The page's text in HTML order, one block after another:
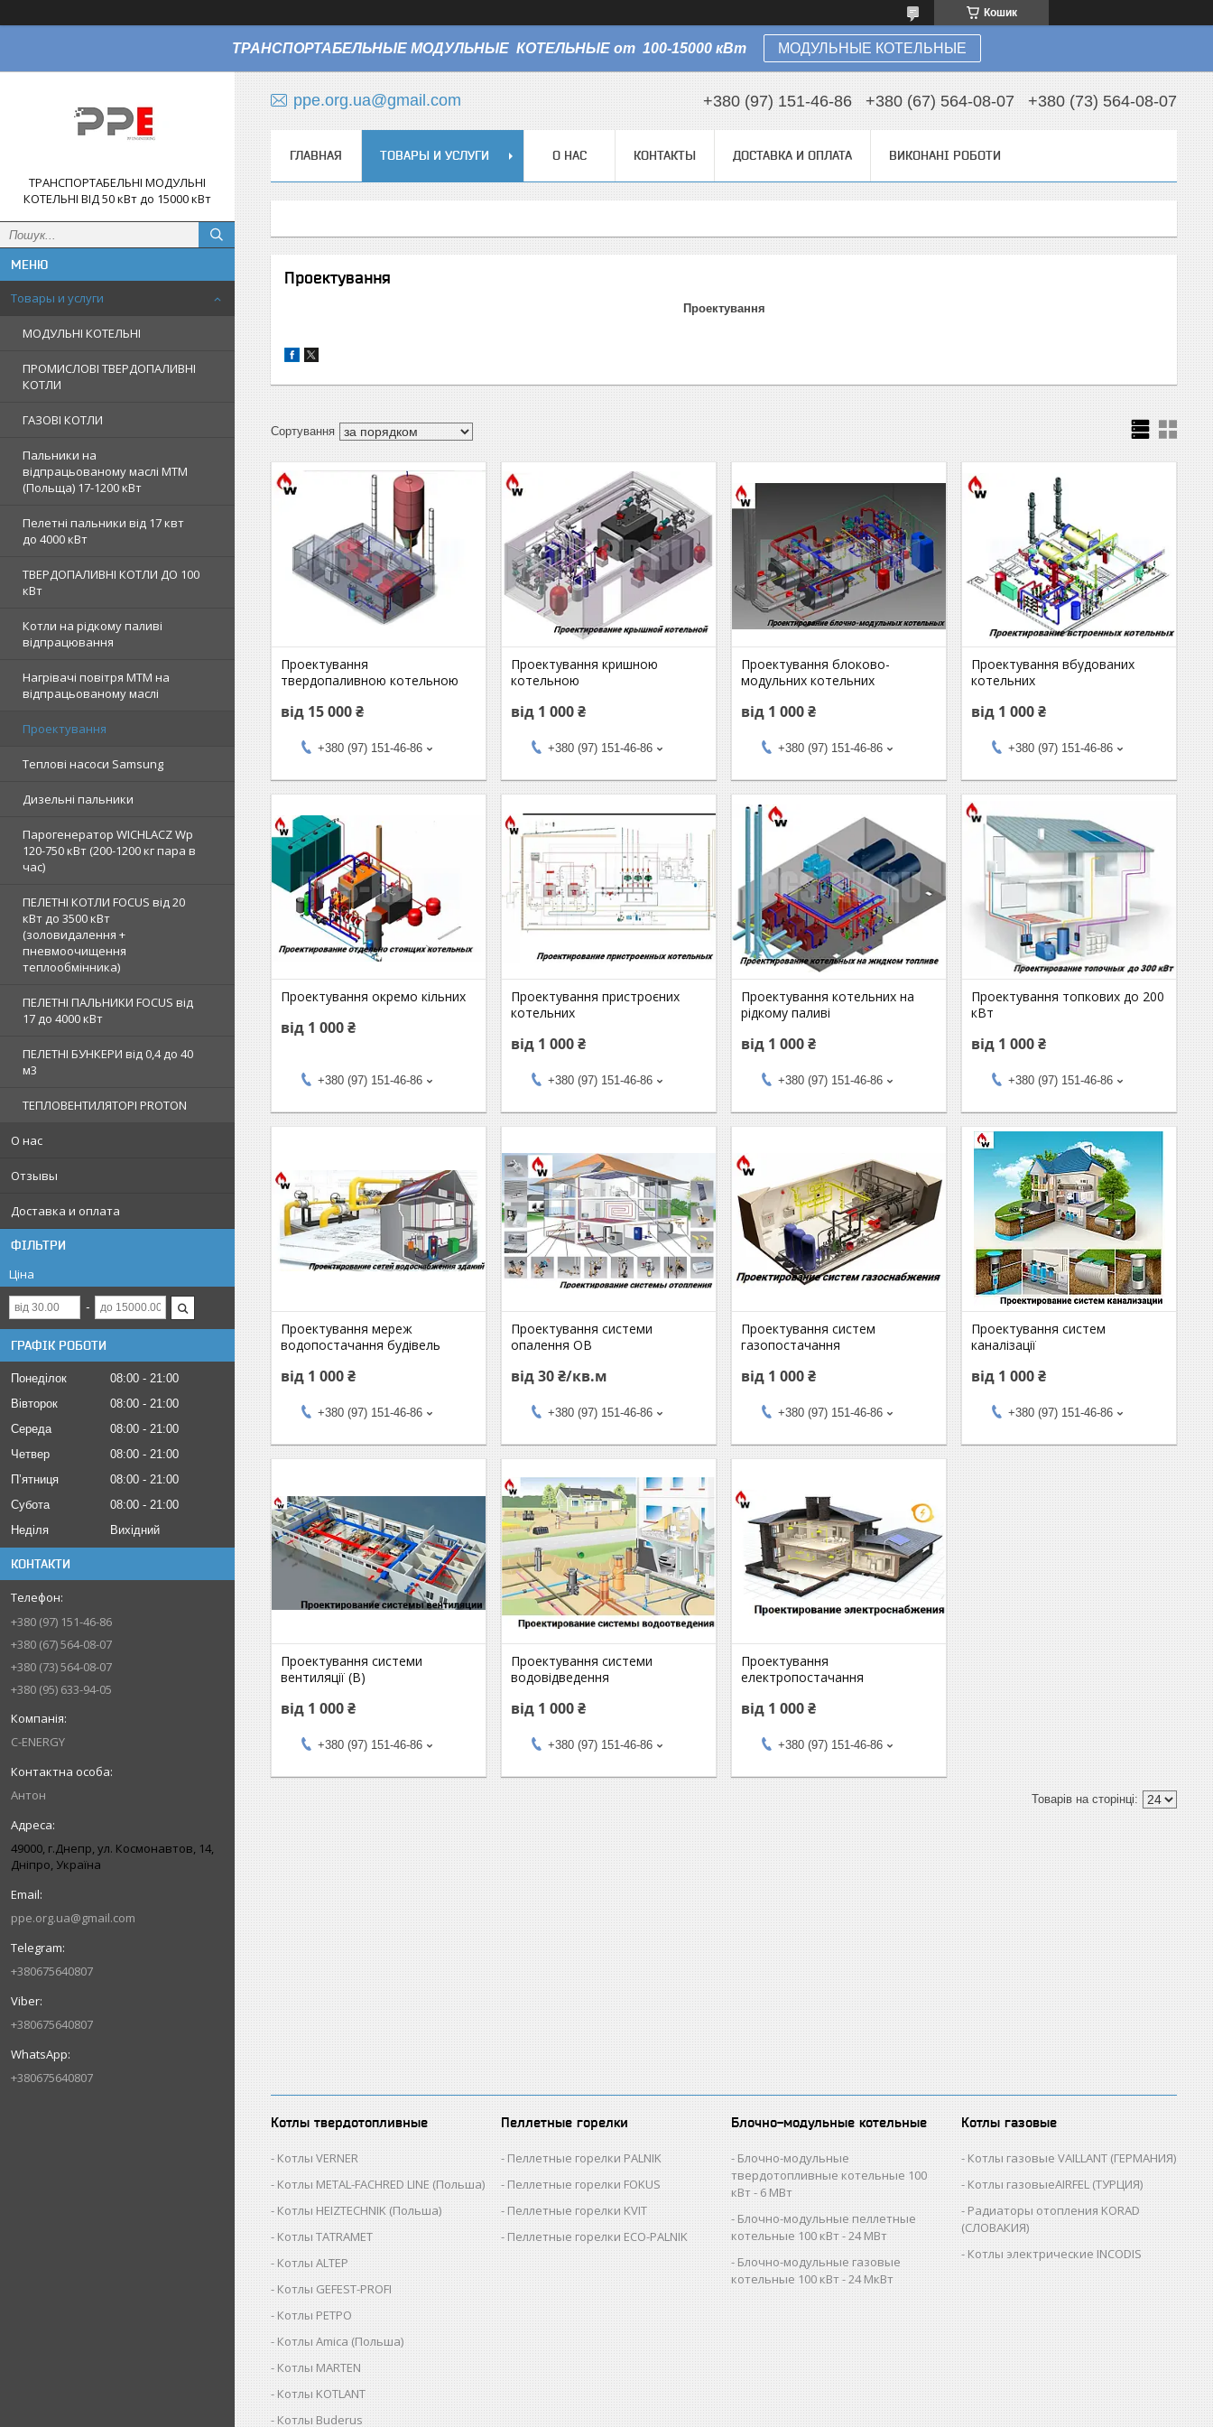
Кошик
ТРАНСПОРТАБЕЛЬНЫЕ МОДУЛЬНЫЕ КОТЕЛЬНЫЕ от 100-15000 кВт МОДУЛЬНЫЕ КОТЕЛЬНЫЕ
ТРАНСПОРТАБЕЛЬНІ МОДУЛЬНІ
КОТЕЛЬНІ ВІД 50 кВт до 15000 кВт
Товары и услуги
МОДУЛЬНІ КОТЕЛЬНІ
ПРОМИСЛОВІ ТВЕРДОПАЛИВНІ
КОТЛИ
ГАЗОВІ КОТЛИ
Пальники на
відпрацьованому маслі MTM
(Польща) 17-1200 кВт
Пелетні пальники від 17 квт
до 4000 кВт
ТВЕРДОПАЛИВНІ КОТЛИ ДО 100
кВт
Котли на рідкому паливі
відпрацювання
Нагрівачі повітря MTM на
відпрацьованому маслі
Проектування
Теплові насоси Samsung
Дизельні пальники
Парогенератор WICHLACZ Wp
120-750 кВт (200-1200 кг пара в
чаc)
ПЕЛЕТНІ КОТЛИ FOCUS від 20
кВт до 3500 кВт
(золовидалення +
пневмоочищення
теплообмінника)
ПЕЛЕТНІ ПАЛЬНИКИ FOCUS від
17 до 4000 кВт
ПЕЛЕТНІ БУНКЕРИ від 0,4 до 40
м3
ТЕПЛОВЕНТИЛЯТОРІ PROTON
О нас
Отзывы
Доставка и оплата
ФІЛЬТРИ
Ціна
ГРАФІК РОБОТИ
Понеділок 08:00
21:00
Вівторок
08:00
21:00
Середа
08:00
21:00
Четвер
08:00
21:00
Пʼятниця
08:00
21:00
Субота
08:00
21:00
Неділя
Вихідний
КОНТАКТИ
+380 (97) 151-46-86
+380 (67) 564-08-07
+380 (73) 564-08-07
+380 (95) 633-94-05
C-ENERGY
Антон
49000, г.Днепр, ул. Космонавтов, 14,
Дніпро, Україна
ppe.org.ua@gmail.com
+380675640807
+380675640807
+380675640807
ppe.org.ua@gmail.com +380 (97) 151-46-86 +380 (67) 564-08-07 +380 (73) 564-08-07
ГЛАВНАЯ ТОВАРЫ И УСЛУГИ О НАС КОНТАКТЫ ДОСТАВКА И ОПЛАТА ВИКОНАНІ РОБОТИ
Проектування
Проектування
Проектування
твердопаливною котельною
від 15 000 ₴
+380 (97) 151-46-86
Проектування кришною
котельною
від 1 000 ₴
+380 (97) 151-46-86
Проектування блоково-
модульних котельних
від 1 000 ₴
+380 (97) 151-46-86
Проектування вбудованих
котельних
від 1 000 ₴
+380 (97) 151-46-86
Проектування окремо кільних
від 1 000 ₴
+380 (97) 151-46-86
Проектування пристроєних
котельних
від 1 000 ₴
+380 (97) 151-46-86
Проектування котельних на
рідкому паливі
від 1 000 ₴
+380 (97) 151-46-86
Проектування топкових до 200
кВт
від 1 000 ₴
+380 (97) 151-46-86
Проектування мереж
водопостачання будівель
від 1 000 ₴
+380 (97) 151-46-86
Проектування системи
опалення ОВ
від 30 ₴/кв.м
+380 (97) 151-46-86
Проектування систем
газопостачання
від 1 000 ₴
+380 (97) 151-46-86
Проектування систем
каналізації
від 1 000 ₴
+380 (97) 151-46-86
Проектування системи
вентиляції (В)
від 1 000 ₴
+380 (97) 151-46-86
Проектування системи
водовідведення
від 1 000 ₴
+380 (97) 151-46-86
Проектування
електропостачання
від 1 000 ₴
+380 (97) 151-46-86
Котлы твердотопливные
Котлы VERNER
Котлы METAL-FACHRED LINE (Польша)
Котлы HEIZTECHNIK (Польша)
Котлы TATRAMET
Котлы ALTEP
Котлы GEFEST-PROFI
Котлы РЕТРО
Котлы Аmica (Польша)
Котлы MARTEN
Котлы KOTLANT
Котлы Buderus
Пеллетные горелки
Пеллетные горелки PALNIK
Пеллетные горелки FOKUS
Пеллетные горелки KVIT
Пеллетные горелки ECO-PALNIK
Блочно-модульные котельные
Блочно-модульные
твердотопливные котельные 100
кВт - 6 МВт
Блочно-модульные пеллетные
котельные 100 кВт - 24 МВт
Блочно-модульные газовые
котельные 100 кВт - 24 МкВт
Котлы газовые
Котлы газовые VAILLANT (ГЕРМАНИЯ)
Котлы газовыеAIRFEL (ТУРЦИЯ)
Радиаторы отопления KORAD
(СЛОВАКИЯ)
Котлы электрические INCODIS